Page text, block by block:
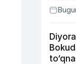
ham